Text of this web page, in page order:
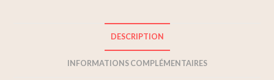
DESCRIPTION
INFORMATIONS COMPLÉMENTAIRES